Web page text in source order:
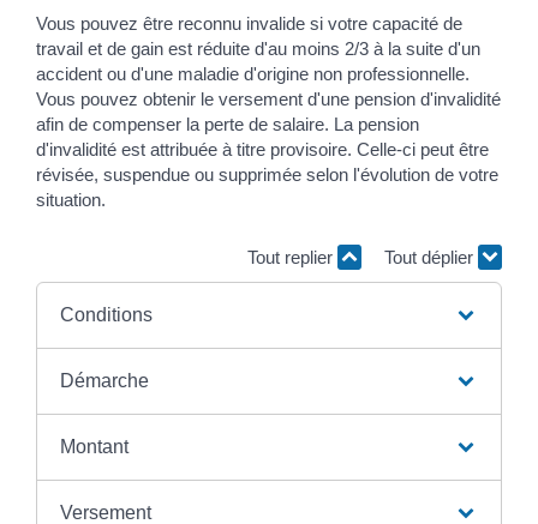
Vous pouvez être reconnu invalide si votre capacité de
travail et de gain est réduite d'au moins 2/3 à la suite d'un
accident ou d'une maladie d'origine non professionnelle.
Vous pouvez obtenir le versement d'une pension d'invalidité
afin de compenser la perte de salaire. La pension
d'invalidité est attribuée à titre provisoire. Celle-ci peut être
révisée, suspendue ou supprimée selon l'évolution de votre
situation.
Tout replier Tout déplier
Conditions
Démarche
Montant
Versement